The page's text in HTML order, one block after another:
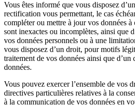
Vous êtes informé que vous disposez
rectification vous permettant, le cas
compléter ou mettre à jour vos données à
sont inexactes ou incomplètes, ainsi que
vos données personnels ou à une
vous disposez d’un droit, pour motifs
traitement de vos données ainsi que
données.
Vous pouvez exercer l’ensemble de vos
directives particulières relatives à la
à la communication de vos données en